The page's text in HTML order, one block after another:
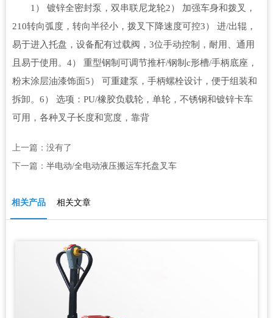
1） 镀锌全密封泵，双串联尼龙轮2） 加强车身和拨叉，
210转向弧度，转向半径小，拨叉下降速度可控3） 进/出辊，
易于进入托盘，设备配有过载阀，3位手动控制，耐用、通用
且易于使用。4） 重型钢制可调节推杆/钢制c形槽/手柄底座，
粉末涂层油漆饰面5） 可重建泵，手柄螺栓设计，便于组装和
拆卸。6） 选项：PU/橡胶负载轮，单轮，不锈钢和镀锌卡车
可用，各种叉子长度和宽度，靠背
上一篇：没有了
下一篇： 半电动/全电动液压搬运车托盘叉车
相关产品 相关文章